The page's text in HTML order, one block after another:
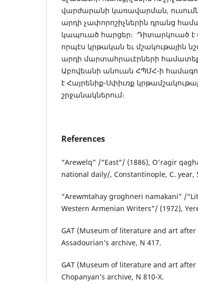
վարժարանի կառավարման,
արդի չափորոշիչներին դրանց
կապուած հարցեր։ Դիտարկուած է
որպէս կրթական եւ մշակութային
արդի մարտահրաւէրների
Աբովեանի անուան ՀՊՄՀ-ի
է Հայրենիք-Սփիւռք
շրջանակներում։
References
“Arewelq” /“East”/ (1886), O'ragir
national daily/, Constantinople, C. year,
“Arewmtahay groghneri namakani” /
Western Armenian Writers”/ (1972),
GAT (Museum of literature and art after
Assadourian’s archive, N 417.
GAT (Museum of literature and art after
Chopanyan’s archive, N 810-X.